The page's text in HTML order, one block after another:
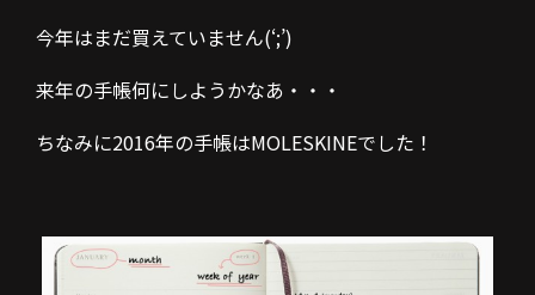
今年はまだ買えていません(‘;’)
来年の手帳何にしようかなあ・・・
ちなみに2016年の手帳はMOLESKINEでした！